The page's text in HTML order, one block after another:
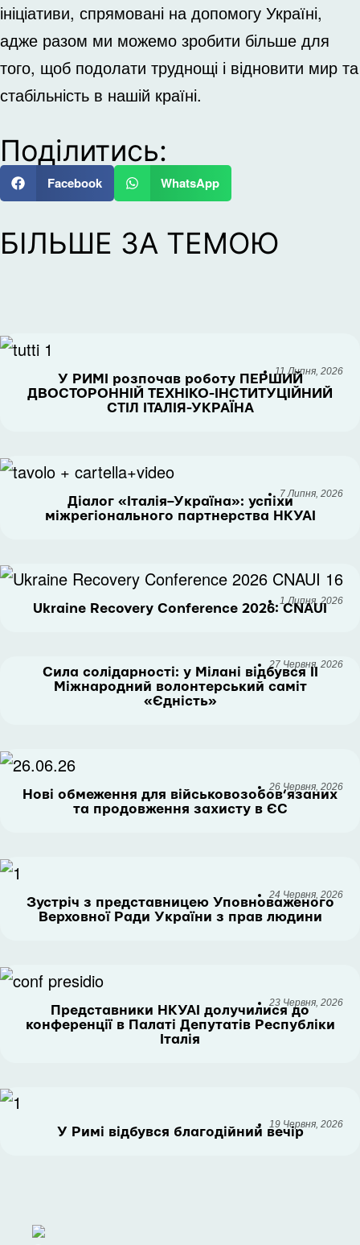
ініціативи, спрямовані на допомогу Україні,
адже разом ми можемо зробити більше для
того, щоб подолати труднощі і відновити мир та
стабільність в нашій країні.
Поділитись:
Facebook WhatsApp
БІЛЬШЕ ЗА ТЕМОЮ
11 Липня, 2026
У РИМІ розпочав роботу ПЕРШИЙ
ДВОСТОРОННІЙ ТЕХНІКО-ІНСТИТУЦІЙНИЙ
СТІЛ ІТАЛІЯ-УКРАЇНА
7 Липня, 2026
Діалог «Італія–Україна»: успіхи
міжрегіонального партнерства НКУАІ
1 Липня, 2026
Ukraine Recovery Conference 2026: CNAUI
27 Червня, 2026
Сила солідарності: у Мілані відбувся II
Міжнародний волонтерський саміт
«Єдність»
26 Червня, 2026
Нові обмеження для військовозобов’язаних
та продовження захисту в ЄС
24 Червня, 2026
Зустріч з представницею Уповноваженого
Верховної Ради України з прав людини
23 Червня, 2026
Представники НКУАІ долучилися до
конференції в Палаті Депутатів Республіки
Італія
19 Червня, 2026
У Римі відбувся благодійний вечір